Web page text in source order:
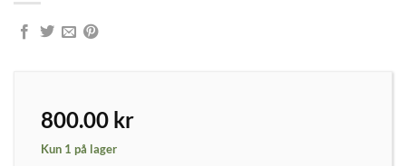
800.00 kr
Kun 1 på lager